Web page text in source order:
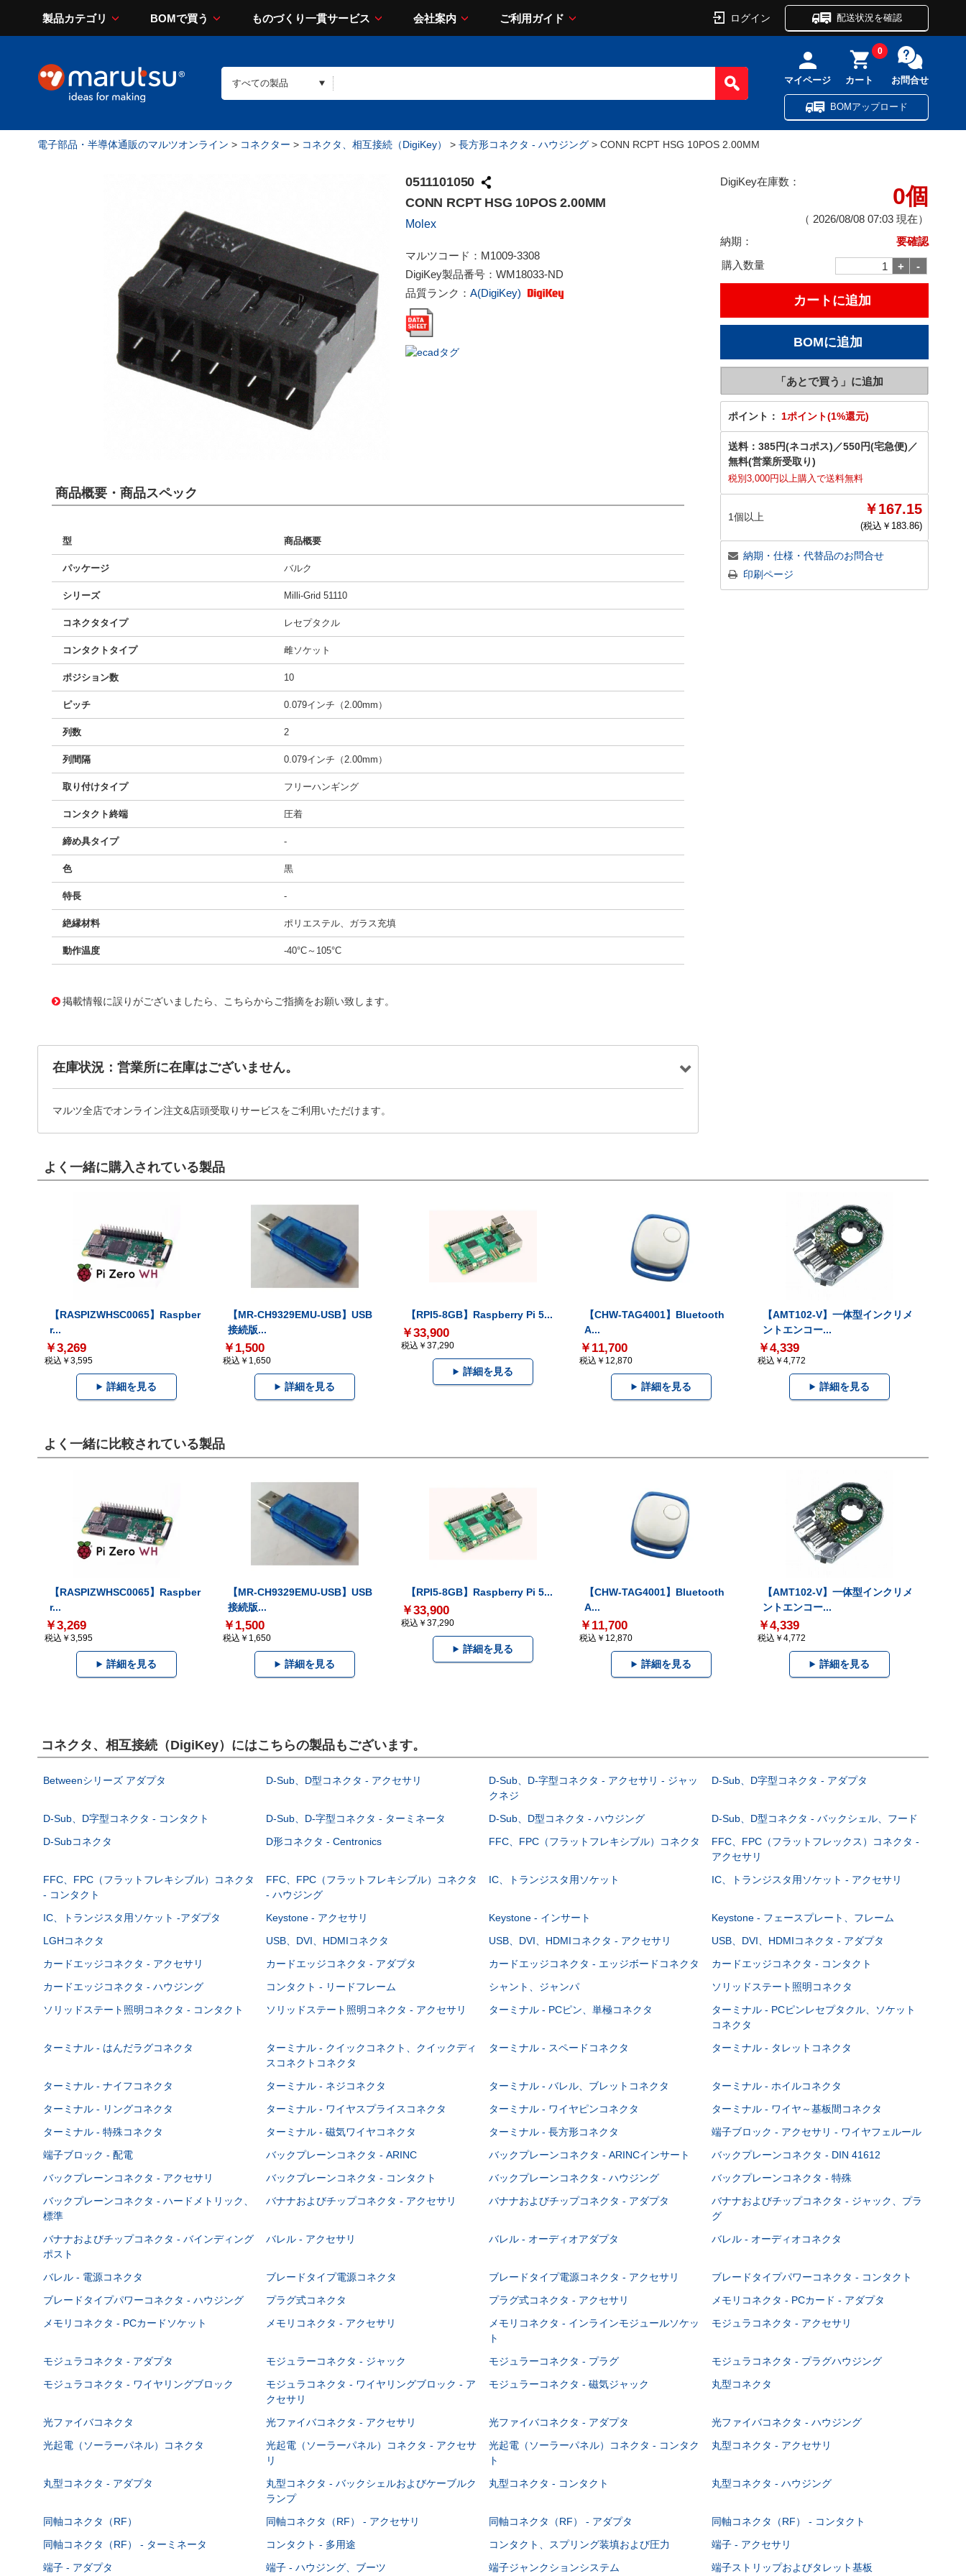
製品カテゴリ BOMで買う ものづくり一貫サービス 会社案内 ご利用ガイド ログイン 配送状況を確認
マイページ カート
0
お問合せ
BOMアップロード
電子部品・半導体通販のマルツオンライン > コネクター > コネクタ、相互接続（DigiKey） > 長方形コネクタ - ハウジング > CONN RCPT HSG 10POS 2.00MM
0511101050
CONN RCPT HSG 10POS 2.00MM
Molex
マルツコード： M1009-3308
DigiKey製品番号： WM18033-ND
品質ランク： A(DigiKey)
DigiKey在庫数：
0個
（ 2026/08/08 07:03 現在）
納期：
要確認
購入数量
ポイント： 1ポイント(1%還元)
送料： 385円(ネコポス) ／550円(宅急便) ／
無料(営業所受取り)
税別3,000円以上購入で送料無料
1個以上 ￥167.15
(税込￥ 183.86)
納期・仕様・代替品のお問合せ
印刷ページ
商品概要・商品スペック
型 商品概要
パッケージ バルク
シリーズ Milli-Grid 51110
コネクタタイプ レセプタクル
コンタクトタイプ 雌ソケット
ポジション数 10
ピッチ 0.079インチ（2.00mm）
列数 2
列間隔 0.079インチ（2.00mm）
取り付けタイプ フリーハンギング
コンタクト終端 圧着
締め具タイプ -
色 黒
特長 -
絶縁材料 ポリエステル、ガラス充填
動作温度 -40°C～105°C
掲載情報に誤りがございましたら、こちらからご指摘をお願い致します。
在庫状況：営業所に在庫はございません。
マルツ全店でオンライン注文&店頭受取りサービスをご利用いただけます。
よく一緒に購入されている製品
【RASPIZWHSC0065】Raspber
r...
￥3,269
税込￥3,595
詳細を見る
【MR-CH9329EMU-USB】USB
接続版...
￥1,500
税込￥1,650
詳細を見る
【RPI5-8GB】Raspberry Pi 5...
￥33,900
税込￥37,290
詳細を見る
【CHW-TAG4001】Bluetooth
A...
￥11,700
税込￥12,870
詳細を見る
【AMT102-V】一体型インクリメ
ントエンコー...
￥4,339
税込￥4,772
詳細を見る
よく一緒に比較されている製品
【RASPIZWHSC0065】Raspber
r...
￥3,269
税込￥3,595
詳細を見る
【MR-CH9329EMU-USB】USB
接続版...
￥1,500
税込￥1,650
詳細を見る
【RPI5-8GB】Raspberry Pi 5...
￥33,900
税込￥37,290
詳細を見る
【CHW-TAG4001】Bluetooth
A...
￥11,700
税込￥12,870
詳細を見る
【AMT102-V】一体型インクリメ
ントエンコー...
￥4,339
税込￥4,772
詳細を見る
コネクタ、相互接続（DigiKey）にはこちらの製品もございます。
Betweenシリーズ アダプタ D-Sub、D型コネクタ - アクセサリ
D-Sub、D-字型コネクタ - アクセサリ - ジャッ
クネジ
D-Sub、D字型コネクタ - アダプタ
D-Sub、D字型コネクタ - コンタクト D-Sub、D-字型コネクタ - ターミネータ D-Sub、D型コネクタ - ハウジング
D-Sub、D型コネクタ - バックシェル、フード
D-Subコネクタ
D形コネクタ - Centronics FFC、FPC（フラットフレキシブル）コネクタ
FFC、FPC（フラットフレックス）コネクタ -
アクセサリ
FFC、FPC（フラットフレキシブル）コネクタ
- コンタクト
FFC、FPC（フラットフレキシブル）コネクタ
- ハウジング
IC、トランジスタ用ソケット IC、トランジスタ用ソケット - アクセサリ
IC、トランジスタ用ソケット -アダプタ Keystone - アクセサリ Keystone - インサート
Keystone - フェースプレート、フレーム
LGHコネクタ
USB、DVI、HDMIコネクタ USB、DVI、HDMIコネクタ - アクセサリ
USB、DVI、HDMIコネクタ - アダプタ
カードエッジコネクタ - アクセサリ
カードエッジコネクタ - アダプタ カードエッジコネクタ - エッジボードコネクタ
カードエッジコネクタ - コンタクト
カードエッジコネクタ - ハウジング
コンタクト - リードフレーム シャント、ジャンパ
ソリッドステート照明コネクタ
ソリッドステート照明コネクタ - コンタクト
ソリッドステート照明コネクタ - アクセサリ ターミナル - PCピン、単極コネクタ
ターミナル - PCピンレセプタクル、ソケット
コネクタ
ターミナル - はんだラグコネクタ
ターミナル - クイックコネクト、クイックディ
スコネクトコネクタ
ターミナル - スペードコネクタ ターミナル - タレットコネクタ
ターミナル - ナイフコネクタ ターミナル - ネジコネクタ ターミナル - バレル、ブレットコネクタ
ターミナル - ホイルコネクタ
ターミナル - リングコネクタ
ターミナル - ワイヤスプライスコネクタ ターミナル - ワイヤピンコネクタ
ターミナル - ワイヤ～基板間コネクタ
ターミナル - 特殊コネクタ
ターミナル - 磁気ワイヤコネクタ ターミナル - 長方形コネクタ
端子ブロック - アクセサリ - ワイヤフェルール
端子ブロック - 配電
バックプレーンコネクタ - ARINC バックプレーンコネクタ - ARINCインサート
バックプレーンコネクタ - DIN 41612
バックプレーンコネクタ - アクセサリ
バックプレーンコネクタ - コンタクト バックプレーンコネクタ - ハウジング
バックプレーンコネクタ - 特殊
バックプレーンコネクタ - ハードメトリック、
標準
バナナおよびチップコネクタ - アクセサリ バナナおよびチップコネクタ - アダプタ
バナナおよびチップコネクタ - ジャック、プラ
グ
バナナおよびチップコネクタ - バインディング
ポスト
バレル - アクセサリ バレル - オーディオアダプタ バレル - オーディオコネクタ
バレル - 電源コネクタ ブレードタイプ電源コネクタ ブレードタイプ電源コネクタ - アクセサリ
ブレードタイプパワーコネクタ - コンタクト
ブレードタイプパワーコネクタ - ハウジング
プラグ式コネクタ プラグ式コネクタ - アクセサリ
メモリコネクタ - PCカード - アダプタ
メモリコネクタ - PCカードソケット
メモリコネクタ - アクセサリ
メモリコネクタ - インラインモジュールソケッ
ト
モジュラコネクタ - アクセサリ
モジュラコネクタ - アダプタ モジュラーコネクタ - ジャック モジュラーコネクタ - プラグ
モジュラコネクタ - プラグハウジング
モジュラコネクタ - ワイヤリングブロック
モジュラコネクタ - ワイヤリングブロック - ア
クセサリ
モジュラーコネクタ - 磁気ジャック 丸型コネクタ
光ファイバコネクタ 光ファイバコネクタ - アクセサリ 光ファイバコネクタ - アダプタ
光ファイバコネクタ - ハウジング
光起電（ソーラーパネル）コネクタ
光起電（ソーラーパネル）コネクタ - アクセサ
リ
光起電（ソーラーパネル）コネクタ - コンタク
ト
丸型コネクタ - アクセサリ
丸型コネクタ - アダプタ
丸型コネクタ - バックシェルおよびケーブルク
ランプ
丸型コネクタ - コンタクト 丸型コネクタ - ハウジング
同軸コネクタ（RF） 同軸コネクタ（RF） - アクセサリ 同軸コネクタ（RF） - アダプタ
同軸コネクタ（RF） - コンタクト
同軸コネクタ（RF） - ターミネータ
コンタクト - 多用途 コンタクト、スプリング装填および圧力
端子 - アクセサリ
端子 - アダプタ
端子 - ハウジング、ブーツ 端子ジャンクションシステム 端子ストリップおよびタレット基板